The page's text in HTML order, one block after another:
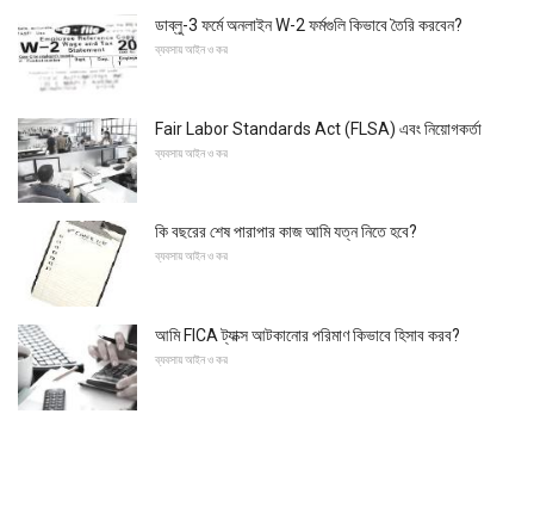
ডাব্লু-3 ফর্মে অনলাইন W-2 ফর্মগুলি কিভাবে তৈরি করবেন?
ব্যবসায় আইন ও কর
Fair Labor Standards Act (FLSA) এবং নিয়োগকর্তা
ব্যবসায় আইন ও কর
কি বছরের শেষ পারাপার কাজ আমি যত্ন নিতে হবে?
ব্যবসায় আইন ও কর
আমি FICA ট্যাক্স আটকানোর পরিমাণ কিভাবে হিসাব করব?
ব্যবসায় আইন ও কর